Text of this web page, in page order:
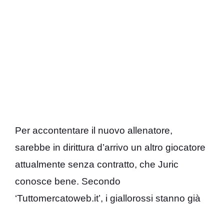
Per accontentare il nuovo allenatore,
sarebbe in dirittura d’arrivo un altro giocatore
attualmente senza contratto, che Juric
conosce bene. Secondo
‘Tuttomercatoweb.it’, i giallorossi stanno già